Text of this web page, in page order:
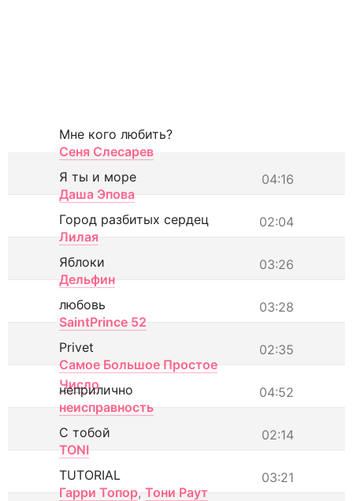
Мне кого любить?
Сеня Слесарев
04:16
Я ты и море
Даша Эпова
02:04
Город разбитых сердец
Лилая
03:26
Яблоки
Дельфин
03:28
любовь
SaintPrince 52
02:35
Privet
Самое Большое Простое
Число
04:52
неприлично
неисправность
02:14
С тобой
TONI
03:21
TUTORIAL
Гарри Топор, Тони Раут